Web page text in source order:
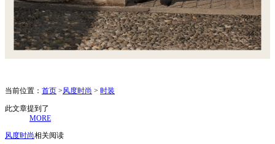
当前位置： 首页 >风度时尚 > 时装
此文章提到了
MORE
风度时尚相关阅读